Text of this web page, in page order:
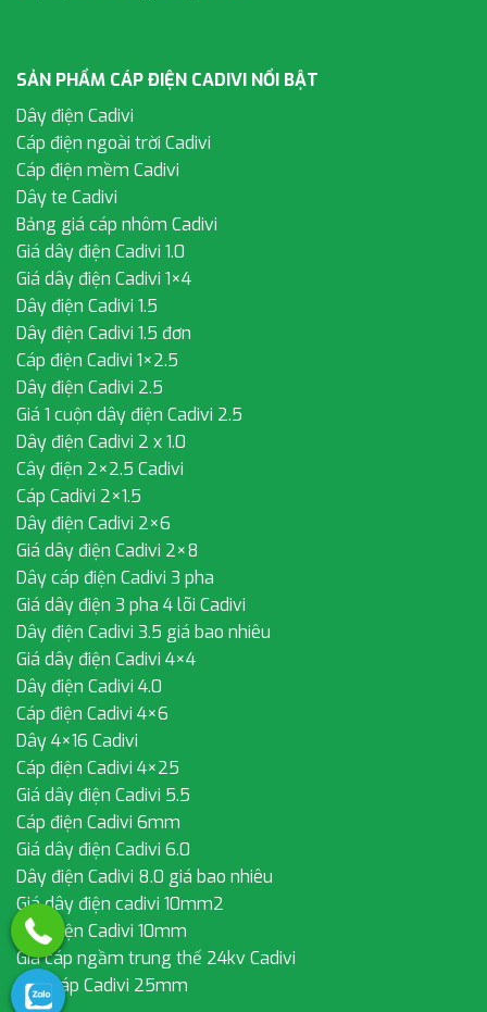
SẢN PHẨM CÁP ĐIỆN CADIVI NỔI BẬT
Dây điện Cadivi
Cáp điện ngoài trời Cadivi
Cáp điện mềm Cadivi
Dây te Cadivi
Bảng giá cáp nhôm Cadivi
Giá dây điện Cadivi 1.0
Giá dây điện Cadivi 1×4
Dây điện Cadivi 1.5
Dây điện Cadivi 1.5 đơn
Cáp điện Cadivi 1×2.5
Dây điện Cadivi 2.5
Giá 1 cuộn dây điện Cadivi 2.5
Dây điện Cadivi 2 x 1.0
Cây điện 2×2.5 Cadivi
Cáp Cadivi 2×1.5
Dây điện Cadivi 2×6
Giá dây điện Cadivi 2×8
Dây cáp điện Cadivi 3 pha
Giá dây điện 3 pha 4 lõi Cadivi
Dây điện Cadivi 3.5 giá bao nhiêu
Giá dây điện Cadivi 4×4
Dây điện Cadivi 4.0
Cáp điện Cadivi 4×6
Dây 4×16 Cadivi
Cáp điện Cadivi 4×25
Giá dây điện Cadivi 5.5
Cáp điện Cadivi 6mm
Giá dây điện Cadivi 6.0
Dây điện Cadivi 8.0 giá bao nhiêu
Giá dây điện cadivi 10mm2
Dây điện Cadivi 10mm
Giá cáp ngầm trung thế 24kv Cadivi
Dây cáp Cadivi 25mm